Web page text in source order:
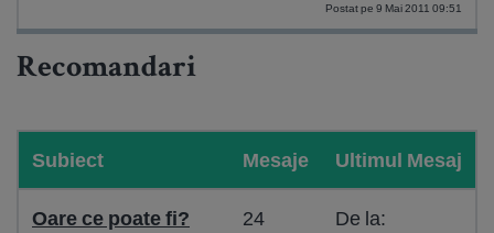
Postat pe 9 Mai 2011 09:51
Recomandari
Subiect Mesaje Ultimul Mesaj
Oare ce poate fi? 24
De la: